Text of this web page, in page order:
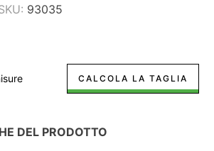
93035
CALCOLA LA TAGLIA
DEL PRODOTTO